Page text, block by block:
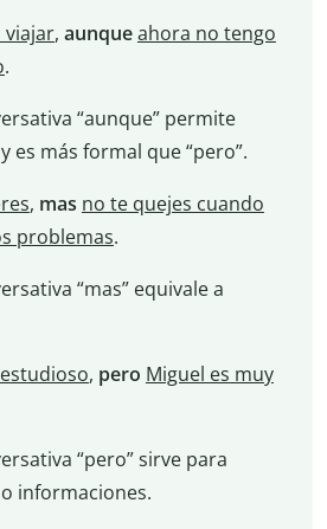
viajar, aunqueahora no tengo
.
“aunque” permite
es más formal que “pero”.
, mas no te quejes cuando
problemas.
“mas” equivale a
, pero Miguel es muy
“pero” sirve para
informaciones.